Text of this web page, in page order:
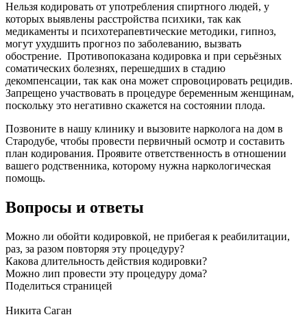
Нельзя кодировать от употребления спиртного людей, у
которых выявлены расстройства психики, так как
медикаменты и психотерапевтические методики, гипноз,
могут ухудшить прогноз по заболеванию, вызвать
обострение. Противопоказана кодировка и при серьёзных
соматических болезнях, перешедших в стадию
декомпенсации, так как она может спровоцировать рецидив.
Запрещено участвовать в процедуре беременным женщинам,
поскольку это негативно скажется на состоянии плода.
Позвоните в нашу клинику и вызовите нарколога на дом в
Стародубе, чтобы провести первичный осмотр и составить
план кодирования. Проявите ответственность в отношении
вашего родственника, которому нужна наркологическая
помощь.
Вопросы и ответы
Можно ли обойти кодировкой, не прибегая к реабилитации,
раз, за разом повторяя эту процедуру?
Какова длительность действия кодировки?
Можно лип провести эту процедуру дома?
Поделиться страницей
Никита Саган